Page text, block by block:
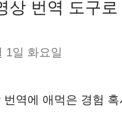
상 번역 도구
1일 화요일
번역에 애먹은 경험